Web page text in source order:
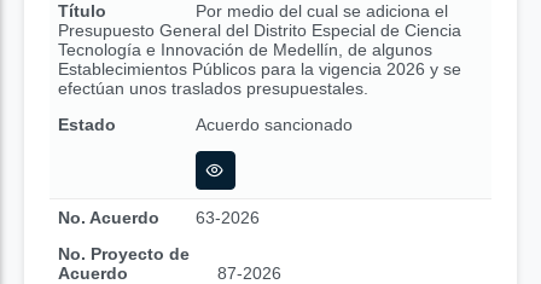
Título
Por medio del cual se adiciona el
Presupuesto General del Distrito Especial de Ciencia
Tecnología e Innovación de Medellín, de algunos
Establecimientos Públicos para la vigencia 2026 y se
efectúan unos traslados presupuestales.
Estado
Acuerdo sancionado
No. Acuerdo
63-2026
No. Proyecto de
Acuerdo
87-2026